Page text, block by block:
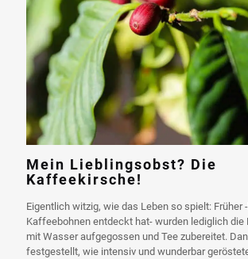
Mein Lieblingsobst? Die
Kaffeekirsche!
Eigentlich witzig, wie das Leben so spielt: Früher
Kaffeebohnen entdeckt hat- wurden lediglich die
mit Wasser aufgegossen und Tee zubereitet.
festgestellt, wie intensiv und wunderbar